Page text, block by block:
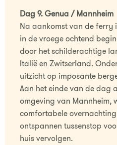
Dag 9. Genua / Mannheim
Na aankomst van de ferry
in de vroege ochtend
door het schilderachtige
Italië en Zwitserland.
uitzicht op imposante
Aan het einde van de dag
omgeving van Mannheim,
comfortabele
ontspannen tussenstop
huis vervolgen.